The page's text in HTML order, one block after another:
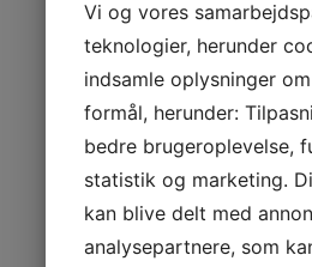
Vi og vores
teknologier, herunder
indsamle oplysninger
formål, herunder:
bedre brugeroplevelse,
statistik og marketing.
kan blive delt med
analysepartnere, som